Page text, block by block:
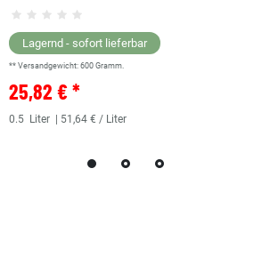
Lagernd - sofort lieferbar
** Versandgewicht: 600 Gramm.
25,82 € *
0.5 Liter | 51,64 € / Liter